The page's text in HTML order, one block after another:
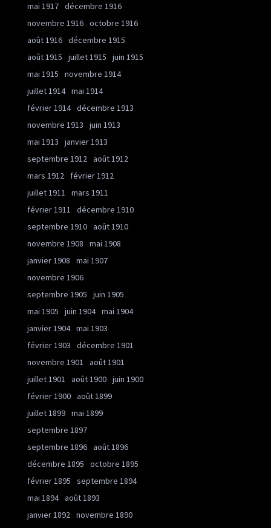
mai 1917 décembre 1916
novembre 1916 octobre 1916
août 1916 décembre 1915
août 1915
juillet 1915
juin 1915
mai 1915
novembre 1914
juillet 1914 mai 1914
février 1914 décembre 1913
novembre 1913
juin 1913
mai 1913
janvier 1913
septembre 1912 août 1912
mars 1912
février 1912
juillet 1911
mars 1911
février 1911
décembre 1910
septembre 1910 août 1910
novembre 1908
mai 1908
janvier 1908
mai 1907
novembre 1906
septembre 1905
juin 1905
mai 1905
juin 1904 mai 1904
janvier 1904 mai 1903
février 1903
décembre 1901
novembre 1901
août 1901
juillet 1901
août 1900 juin 1900
février 1900 août 1899
juillet 1899 mai 1899
septembre 1897
septembre 1896 août 1896
décembre 1895
octobre 1895
février 1895
septembre 1894
mai 1894 août 1893
janvier 1892 novembre 1890